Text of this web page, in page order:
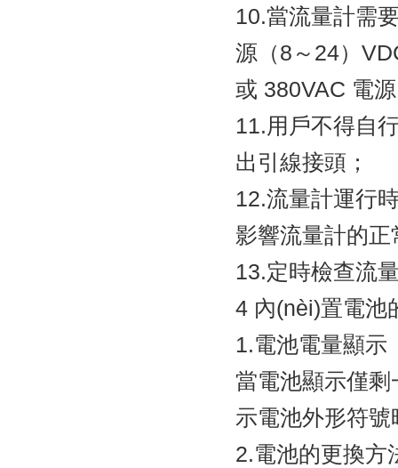
10.當流量計需
源（8～24）
或 380VAC 電
11.用戶不得自
出引線接頭；
12.流量計運行時
影響流量計的正常
13.定時檢查流
4 內(nèi)置電池
1.電池電量顯示
當電池顯示僅剩一
示電池外形符號
2.電池的更換方